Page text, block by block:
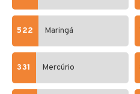
522 Maringá
331 Mercúrio